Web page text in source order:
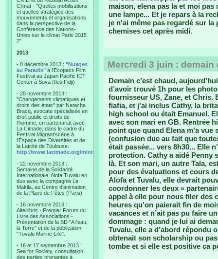
Climat - "Quelles mobilisations
et quelles stratégies des
mouvements et organisations
dans la perspective de la
Conférence des Nations-
Unies sur le climat Paris 2015
?"
2013
- 8 décembre 2013 : "Nuages
au Paradis" à l'Ecopass Film
Festival au Japan Pacific ICT
Center à Suva (Iles Fidji)
- 28 novembre 2013 :
"Changements climatiques et
droits des états" par Natacha
Bracq, avocate spécialisée en
droit public et droits de
l'homme, en partenariat avec
La Cimade, dans le cadre du
Festival Migrant'scène à
l'Espace des Diversités et de
la Laïcité de Toulouse.
http://www.lacimade.org/minisites/migrantscene
- 22 novembre 2013 :
Semaine de la Solidarité
Internationale, Alofa Tuvalu en
duo avec la compagnie Le
Makila, au Centre d'animation
de la Place de Fêtes (Paris)
- 16 novembre 2013 :
Alterlibris - Premier Forum du
Livre des Associations -
Présentation de la BD "A l'eau,
la Terre" et de la publication
"Tuvalu Marine Life".
- 16 et 17 septembre 2013 :
Sea for Society, consultation
des parties prenantes à
maison, elena pas la et moi
une lampe... Et je repars à la
je n'ai même pas regardé sur la
chemises cet après midi.
Mercredi 3 juin :
Demain c’est chaud,
d’avoir trouvé 1h pour les
fournisseur US, Zane, et Chris.
fiafia, et j’ai inclus Cathy, la
high school ou était Emanuel.
avec son mari en GB. Rentrée
point que quand Elena m’a vue
(confusion due au fait que
était passée... vers 8h30... Elle
protection. Cathy a aidé Penny
là. Et son mari, un autre Tala,
pour des évaluations et cours
Alofa et Tuvalu, elle devrait
coordonner les deux «
appel à elle pour nous filer des
heures qu’on paierait fin de
vacances et n’ait pas pu faire
dommage : quand je lui ai
Tuvalu, elle a d’abord répondu
obtenait son scholarship ou
tombe et si elle est positive ca